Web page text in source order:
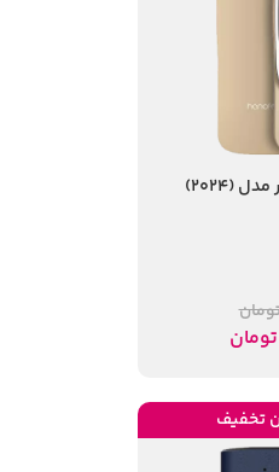
گوشی موبایل هانوفر مدل (2024)
تومان